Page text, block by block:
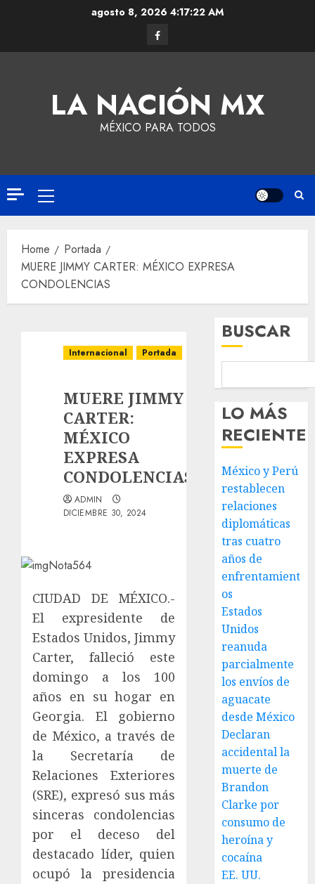
agosto 8, 2026 4:17:22 AM
LA NACIÓN MX
MÉXICO PARA TODOS
Home
Portada
MUERE JIMMY CARTER: MÉXICO EXPRESA
CONDOLENCIAS
Internacional Portada
MUERE JIMMY
CARTER:
MÉXICO
EXPRESA
CONDOLENCIAS
ADMIN
DICIEMBRE 30, 2024
CIUDAD DE MÉXICO.-
El expresidente de
Estados Unidos, Jimmy
Carter, falleció este
domingo a los 100
años en su hogar en
Georgia. El gobierno
de México, a través de
la Secretaría de
Relaciones Exteriores
(SRE), expresó sus más
sinceras condolencias
por el deceso del
destacado líder, quien
ocupó la presidencia
BUSCAR
LO MÁS
RECIENTE
México y Perú
restablecen
relaciones
diplomáticas
tras cuatro
años de
enfrentamient
os
Estados
Unidos
reanuda
parcialmente
los envíos de
aguacate
desde México
Declaran
accidental la
muerte de
Brandon
Clarke por
consumo de
heroína y
cocaína
EE. UU.